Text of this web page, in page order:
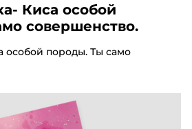
Киса особой
совершенство.
особой породы. Ты само